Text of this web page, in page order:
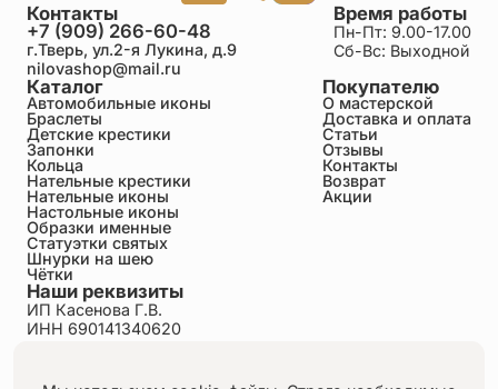
Каталог
Автомобильные иконы
Браслеты
Детские крестики
Запонки
Кольца
Нательные крестики
Нательные иконы
Настольные иконы
Образки именные
Статуэтки святых
Шнурки на шею
Чётки
Покупателю
О мастерской
Доставка и оплата
Статьи
Отзывы
Контакты
Возврат
Акции
Время работы
Пн-Пт: 9.00-17.00
Сб-Вс: Выходной
Контакты
+7 (909) 266-60-48
г.Тверь, ул.2-я Лукина, д.9
nilovashop@mail.ru
Наши реквизиты
ИП Касенова Г.В.
ИНН 690141340620
Пользовательское соглашение